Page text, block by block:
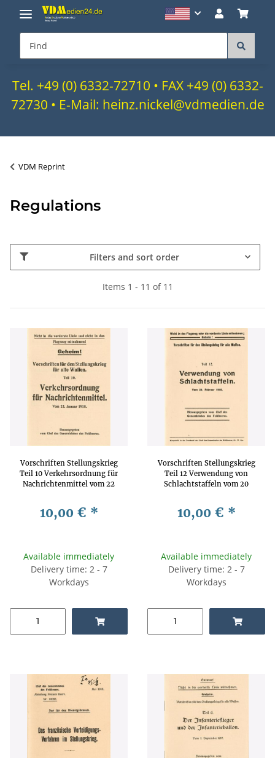
Tel. +49 (0) 6332-72710 • FAX +49 (0) 6332-
72730 • E-Mail: heinz.nickel@vdmedien.de
VDM Reprint
Regulations
Filters and sort order
Items 1 - 11 of 11
Vorschriften Stellungskrieg
Teil 10 Verkehrsordnung für
Nachrichtenmittel vom 22
10,00 € *
Available immediately
Delivery time: 2 - 7
Workdays
Vorschriften Stellungskrieg
Teil 12 Verwendung von
Schlachtstaffeln vom 20
10,00 € *
Available immediately
Delivery time: 2 - 7
Workdays